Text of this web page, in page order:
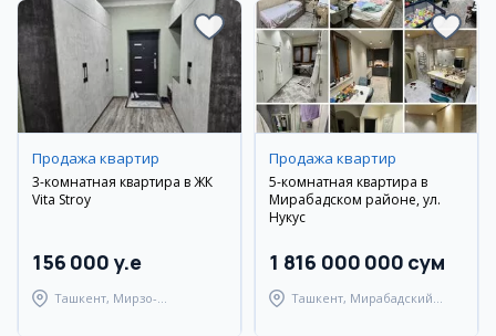
Продажа квартир
3-комнатная квартира в ЖК
Vita Stroy
156 000 y.e
Ташкент, Мирзо-
Продажа квартир
5-комнатная квартира в
Мирабадском районе, ул.
Нукус
1 816 000 000 сум
Ташкент, Мирабадский